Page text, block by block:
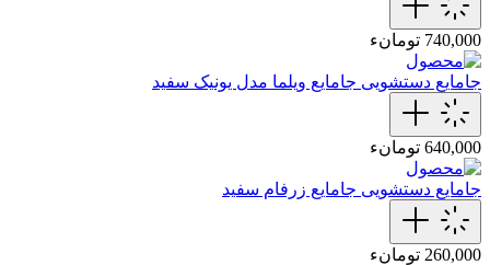
740,000 تومانء
جامایع دستشویی جامایع‌ ویلما مدل یونیک‌ سفید
640,000 تومانء
جامایع دستشویی جامایع زرفام سفید
260,000 تومانء